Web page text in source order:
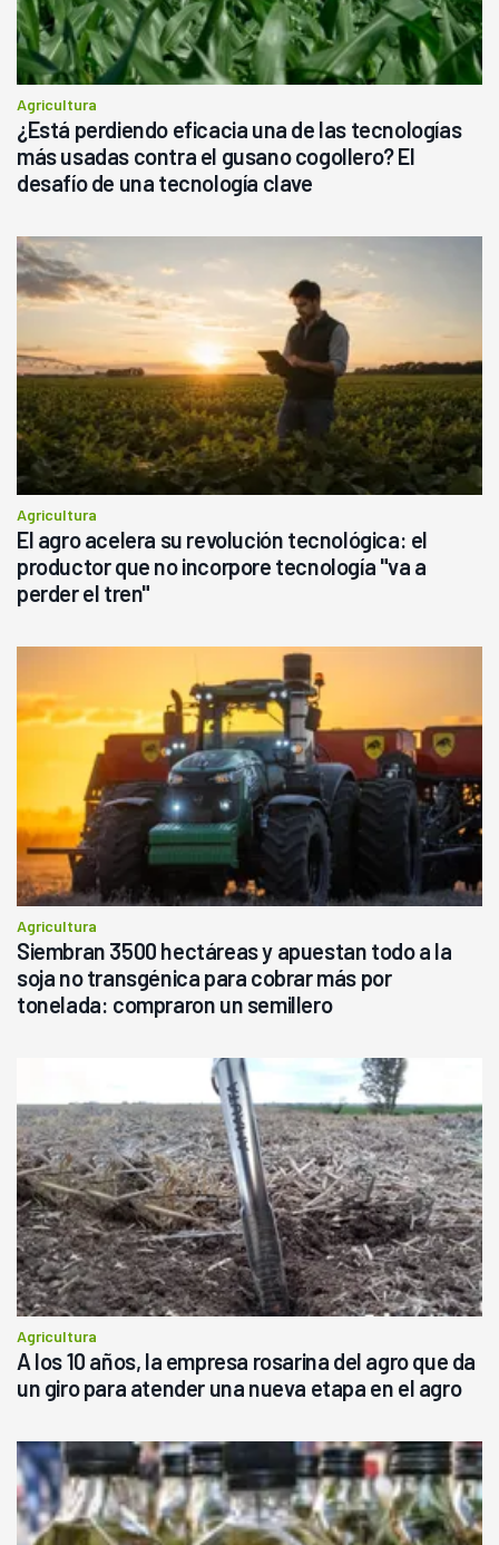
Agricultura
¿Está perdiendo eficacia una de las tecnologías
más usadas contra el gusano cogollero? El
desafío de una tecnología clave
Agricultura
El agro acelera su revolución tecnológica: el
productor que no incorpore tecnología "va a
perder el tren"
Agricultura
Siembran 3500 hectáreas y apuestan todo a la
soja no transgénica para cobrar más por
tonelada: compraron un semillero
Agricultura
A los 10 años, la empresa rosarina del agro que da
un giro para atender una nueva etapa en el agro